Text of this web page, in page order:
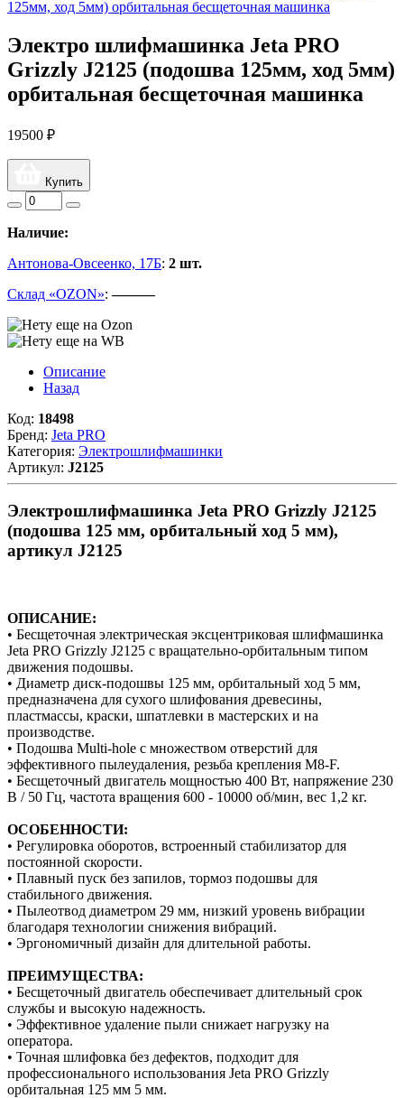
Электро шлифмашинка Jeta PRO
Grizzly J2125 (подошва 125мм, ход 5мм)
орбитальная бесщеточная машинка
19500 ₽
Купить
Наличие:
Антонова-Овсеенко, 17Б: 2 шт.
Склад «OZON»:———
Описание
Назад
Код: 18498
Бренд: Jeta PRO
Категория: Электрошлифмашинки
Артикул: J2125
Электрошлифмашинка Jeta PRO Grizzly J2125
(подошва 125 мм, орбитальный ход 5 мм),
артикул J2125
ОПИСАНИЕ:
• Бесщеточная электрическая эксцентриковая шлифмашинка
Jeta PRO Grizzly J2125 с вращательно-орбитальным типом
движения подошвы.
• Диаметр диск-подошвы 125 мм, орбитальный ход 5 мм,
предназначена для сухого шлифования древесины,
пластмассы, краски, шпатлевки в мастерских и на
производстве.
• Подошва Multi-hole с множеством отверстий для
эффективного пылеудаления, резьба крепления М8-F.
• Бесщеточный двигатель мощностью 400 Вт, напряжение 230
В / 50 Гц, частота вращения 600 - 10000 об/мин, вес 1,2 кг.
ОСОБЕННОСТИ:
• Регулировка оборотов, встроенный стабилизатор для
постоянной скорости.
• Плавный пуск без запилов, тормоз подошвы для
стабильного движения.
• Пылеотвод диаметром 29 мм, низкий уровень вибрации
благодаря технологии снижения вибраций.
• Эргономичный дизайн для длительной работы.
ПРЕИМУЩЕСТВА:
• Бесщеточный двигатель обеспечивает длительный срок
службы и высокую надежность.
• Эффективное удаление пыли снижает нагрузку на
оператора.
• Точная шлифовка без дефектов, подходит для
профессионального использования Jeta PRO Grizzly
орбитальная 125 мм 5 мм.